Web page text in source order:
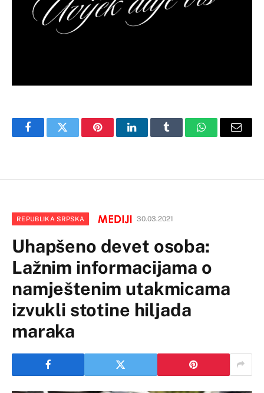
FacebookTwitter PinterestLinkedInTumblr WhatsAppEmail
REPUBLIKA SRPSKA 30.03.2021
Uhapšeno devet osoba:
Lažnim informacijama o
namještenim utakmicama
izvukli stotine hiljada
maraka